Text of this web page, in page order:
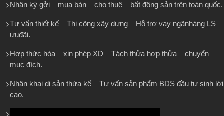
Nhận ký gởi – mua bán – cho thuê – bất động sản trên toàn quốc.
Tư vấn thiết kế – Thi công xây dựng – Hỗ trợ vay ngânhàng LS
ưuđãi.
Hợp thức hóa – xin phép XD – Tách thửa hợp thửa – chuyển
mục đích.
Nhận khai di sản thừa kế – Tư vấn sản phẩm BDS đầu tư sinh lời
cao.